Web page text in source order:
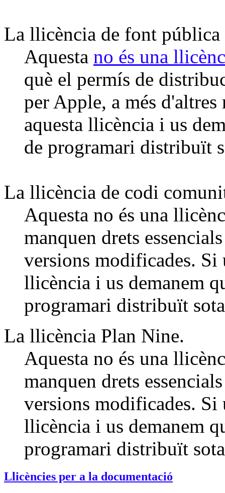
La llicència de font
Aquesta no és una
què el permís de
per Apple, a més
aquesta llicència i us
de programari distribuït
La llicència de codi
Aquesta no és una
manquen drets
versions modificades. Si
llicència i us demanem
programari distribuït
La llicència Plan Nine.
Aquesta no és una
manquen drets
versions modificades. Si
llicència i us demanem
programari distribuït
Llicències per a la documentació